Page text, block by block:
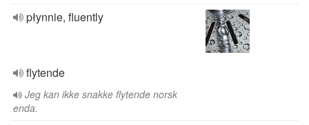
płynnie, fluently
flytende
Jeg kan ikke snakke flytende norsk
enda.